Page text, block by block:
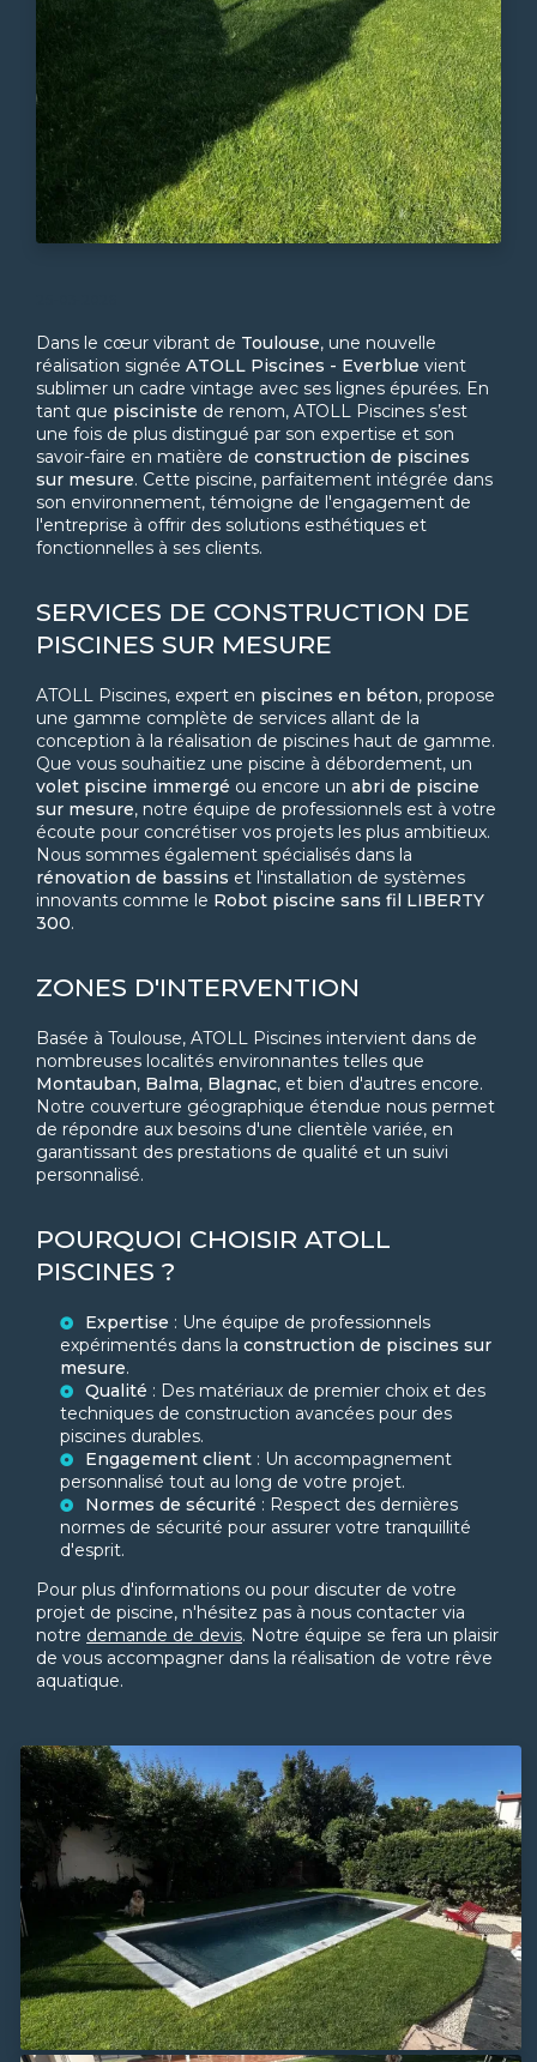
Dans le cœur vibrant de Toulouse, une nouvelle
réalisation signée ATOLL Piscines - Everblue vient
sublimer un cadre vintage avec ses lignes épurées. En
tant que pisciniste de renom, ATOLL Piscines s’est
une fois de plus distingué par son expertise et son
savoir-faire en matière de construction de piscines
sur mesure. Cette piscine, parfaitement intégrée dans
son environnement, témoigne de l'engagement de
l'entreprise à offrir des solutions esthétiques et
fonctionnelles à ses clients.
SERVICES DE CONSTRUCTION DE
PISCINES SUR MESURE
ATOLL Piscines, expert en piscines en béton, propose
une gamme complète de services allant de la
conception à la réalisation de piscines haut de gamme.
Que vous souhaitiez une piscine à débordement, un
volet piscine immergé ou encore un abri de piscine
sur mesure, notre équipe de professionnels est à votre
écoute pour concrétiser vos projets les plus ambitieux.
Nous sommes également spécialisés dans la
rénovation de bassins et l'installation de systèmes
innovants comme le Robot piscine sans fil LIBERTY
300.
ZONES D'INTERVENTION
Basée à Toulouse, ATOLL Piscines intervient dans de
nombreuses localités environnantes telles que
Montauban, Balma, Blagnac, et bien d'autres encore.
Notre couverture géographique étendue nous permet
de répondre aux besoins d'une clientèle variée, en
garantissant des prestations de qualité et un suivi
personnalisé.
POURQUOI CHOISIR ATOLL
PISCINES ?
Expertise : Une équipe de professionnels
expérimentés dans la construction de piscines sur
mesure.
Qualité : Des matériaux de premier choix et des
techniques de construction avancées pour des
piscines durables.
Engagement client : Un accompagnement
personnalisé tout au long de votre projet.
Normes de sécurité : Respect des dernières
normes de sécurité pour assurer votre tranquillité
d'esprit.
Pour plus d'informations ou pour discuter de votre
projet de piscine, n'hésitez pas à nous contacter via
notre demande de devis. Notre équipe se fera un plaisir
de vous accompagner dans la réalisation de votre rêve
aquatique.